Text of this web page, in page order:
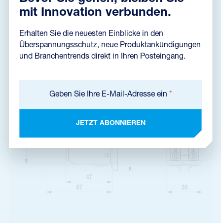
Produktabmessungen
mit Innovation verbunden.
Erhalten Sie die neuesten Einblicke in den
Überspannungsschutz, neue Produktankündigungen
und Branchentrends direkt in Ihren Posteingang.
Geben Sie Ihre E-Mail-Adresse ein *
JETZT ABONNIEREN